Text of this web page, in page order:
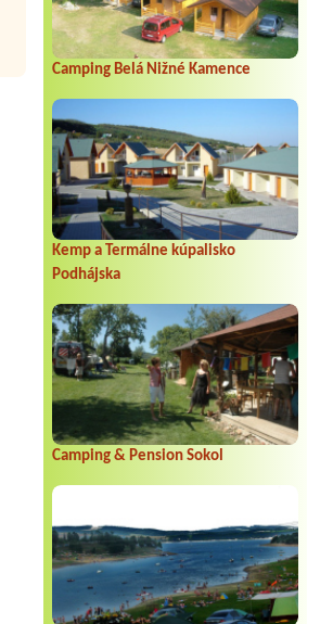
Camping Belá Nižné Kamence
Kemp a Termálne kúpalisko
Podhájska
Camping & Pension Sokol